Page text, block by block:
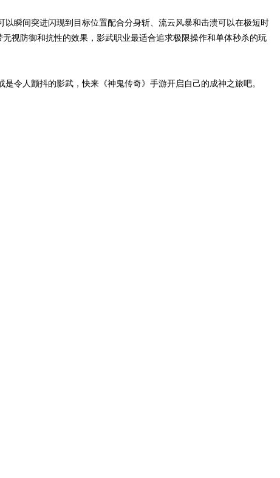
瞬间突进闪现到目标位置配合分身斩、流云风暴和击溃可以在极短时
视防御和抗性的效果，影武职业最适合追求极限操作和单体秒杀的玩
令人颤抖的影武，快来《神鬼传奇》手游开启自己的成神之旅吧。